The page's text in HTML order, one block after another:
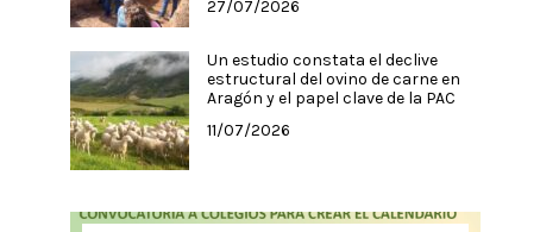
27/07/2026
Un estudio constata el declive
estructural del ovino de carne en
Aragón y el papel clave de la PAC
11/07/2026